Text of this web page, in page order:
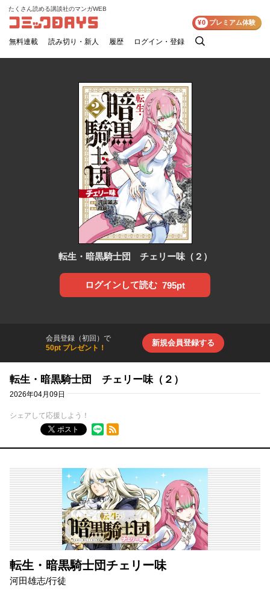
コミックDAYS
たくさん読める講談社のマンガWEB
無料連載 読み切り・新人 履歴 ログイン・登録
検
¥0 プレミアム体験
転生・暗黒騎士団 チェリー味（２）
ログインして読む 795pt
会員登録（初回）で
50pt プレゼント！
新規会員登録する
転生・暗黒騎士団 チェリー味（２）
2026年04月09日
シェアして応援しよう！
ポスト
RSSフィード
転生・暗黒騎士団チェリー味
河田雄志/行徒